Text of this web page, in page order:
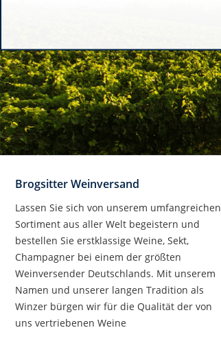
Brogsitter Weinversand
Lassen Sie sich von unserem umfangreichen
Sortiment aus aller Welt begeistern und
bestellen Sie erstklassige Weine, Sekt,
Champagner bei einem der größten
Weinversender Deutschlands. Mit unserem
Namen und unserer langen Tradition als
Winzer bürgen wir für die Qualität der von
uns vertriebenen Weine